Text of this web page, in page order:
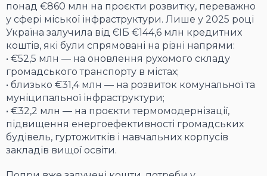
понад €860 млн на проєкти розвитку, переважно
у сфері міської інфраструктури. Лише у 2025 році
Україна залучила від ЄІБ €144,6 млн кредитних
коштів, які були спрямовані на різні напрями:
• €52,5 млн — на оновлення рухомого складу
громадського транспорту в містах;
• близько €31,4 млн — на розвиток комунальної та
муніципальної інфраструктури;
• €32,2 млн — на проєкти термомодернізації,
підвищення енергоефективності громадських
будівель, гуртожитків і навчальних корпусів
закладів вищої освіти.